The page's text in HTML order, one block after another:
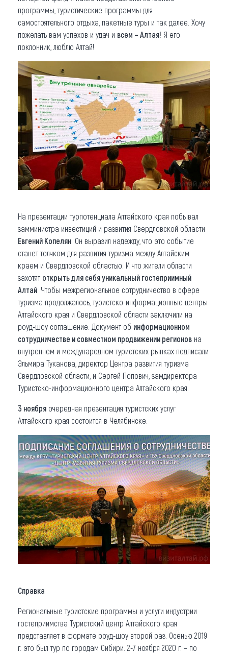
программы, туристические программы для
самостоятельного отдыха, пакетные туры и так далее. Хочу
пожелать вам успехов и удач и всем – Алтая! Я его
поклонник, люблю Алтай!
На презентации турпотенциала Алтайского края побывал
замминистра инвестиций и развития Свердловской области
Евгений Копелян . Он выразил надежду, что это событие
станет толчком для развития туризма между Алтайским
краем и Свердловской областью. И что жители области
захотят открыть для себя уникальный гостеприимный
Алтай . Чтобы межрегиональное сотрудничество в сфере
туризма продолжалось, туристско-информационные центры
Алтайского края и Свердловской области заключили на
роуд-шоу соглашение. Документ об информационном
сотрудничестве и совместном продвижении регионов на
внутреннем и международном туристских рынках подписали
Эльмира Туканова, директор Центра развития туризма
Свердловской области, и Сергей Попович, замдиректора
Туристско-информационного центра Алтайского края.
3 ноября очередная презентация туристских услуг
Алтайского края состоится в Челябинске.
Справка
Региональные туристские программы и услуги индустрии
гостеприимства Туристский центр Алтайского края
представляет в формате роуд-шоу второй раз. Осенью 2019
г. это был тур по городам Сибири. 2-7 ноября 2020 г. – по